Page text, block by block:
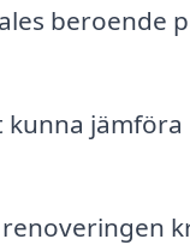
beroende
jämföra